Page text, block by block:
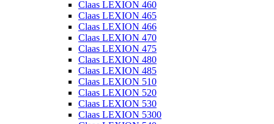
Claas LEXION 460
Claas LEXION 465
Claas LEXION 466
Claas LEXION 470
Claas LEXION 475
Claas LEXION 480
Claas LEXION 485
Claas LEXION 510
Claas LEXION 520
Claas LEXION 530
Claas LEXION 5300